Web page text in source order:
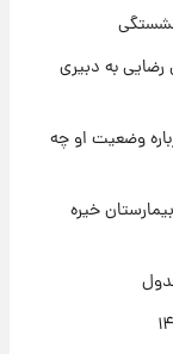
و سایپا
۱۴۰۵
به دبیری
وضعیت او چه
خیره